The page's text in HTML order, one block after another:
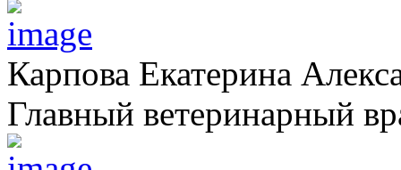
Карпова Екатерина
Главный ветеринарный